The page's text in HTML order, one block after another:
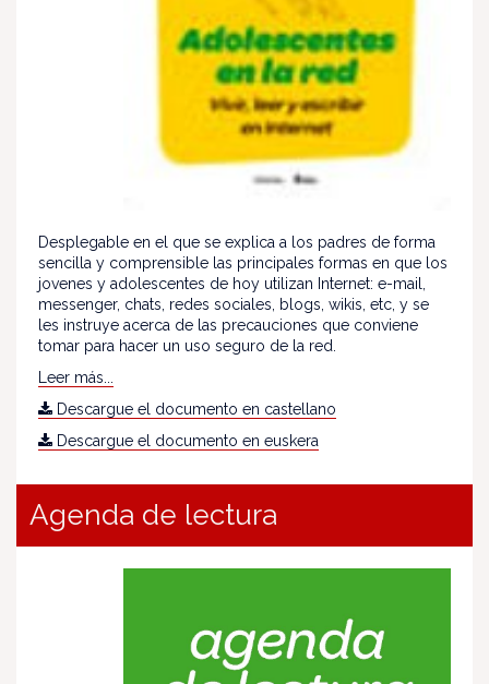
Desplegable en el que se explica a los padres de forma
sencilla y comprensible las principales formas en que los
jovenes y adolescentes de hoy utilizan Internet: e-mail,
messenger, chats, redes sociales, blogs, wikis, etc, y se
les instruye acerca de las precauciones que conviene
tomar para hacer un uso seguro de la red.
Leer más...
Descargue el documento en castellano
Descargue el documento en euskera
Agenda de lectura